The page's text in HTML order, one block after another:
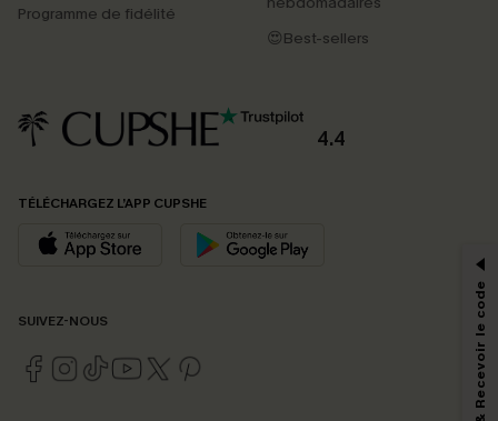
Programme de fidélité
😍Best-sellers
4.4
TÉLÉCHARGEZ L’APP CUPSHE
SUIVEZ-NOUS
PROFITEZ DE -15%
-15% dès 2 Achetés par E-mail
En soumettant votre adresse e-mail, vous acceptez de recevoir des e-mails
marketing (y compris du contenu généré par l'IA) de Cupshe et